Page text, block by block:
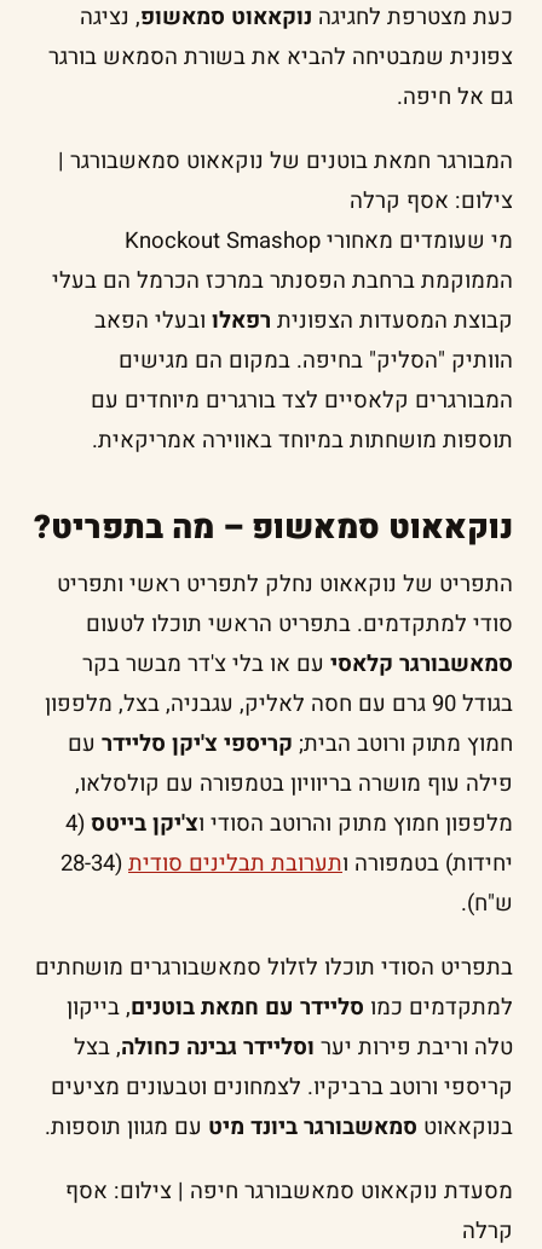
כעת מצטרפת לחגיגה נוקאאוט סמאשופ, נציגה
צפונית שמבטיחה להביא את בשורת הסמאש בורגר
גם אל חיפה.
המבורגר חמאת בוטנים של נוקאאוט סמאשבורגר |
צילום: אסף קרלה
מי שעומדים מאחורי Knockout Smashop
הממוקמת ברחבת הפסנתר במרכז הכרמל הם בעלי
קבוצת המסעדות הצפונית רפאלו ובעלי הפאב
הוותיק "הסליק" בחיפה. במקום הם מגישים
המבורגרים קלאסיים לצד בורגרים מיוחדים עם
תוספות מושחתות במיוחד באווירה אמריקאית.
נוקאאוט סמאשופ – מה בתפריט?
התפריט של נוקאאוט נחלק לתפריט ראשי ותפריט
סודי למתקדמים. בתפריט הראשי תוכלו לטעום
סמאשבורגר קלאסי עם או בלי צ'דר מבשר בקר
בגודל 90 גרם עם חסה לאליק, עגבניה, בצל, מלפפון
חמוץ מתוק ורוטב הבית; קריספי צ'יקן סליידר עם
פילה עוף מושרה בריוויון בטמפורה עם קולסלאו,
מלפפון חמוץ מתוק והרוטב הסודי וצ'יקן בייטס (4
יחידות) בטמפורה ותערובת תבלינים סודית (28-34
ש"ח).
בתפריט הסודי תוכלו לזלול סמאשבורגרים מושחתים
למתקדמים כמו סליידר עם חמאת בוטנים, בייקון
טלה וריבת פירות יער וסליידר גבינה כחולה, בצל
קריספי ורוטב ברביקיו. לצמחונים וטבעונים מציעים
בנוקאאוט סמאשבורגר ביונד מיט עם מגוון תוספות.
מסעדת נוקאאוט סמאשבורגר חיפה | צילום: אסף
קרלה